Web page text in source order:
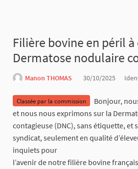
Filière bovine en péril à
Dermatose nodulaire
Manon THOMAS 30/10/2025
Classée par la commission
Bonjour,
et nous nous exprimons sur la
contagieuse (DNC), sans étiquette, et
syndicat, seulement en qualité
inquiets pour
l’avenir de notre filière bovine